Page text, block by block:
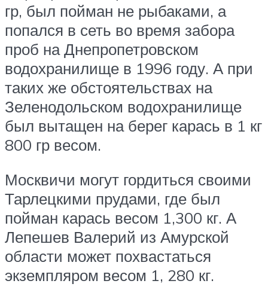
гр, был пойман не рыбаками, а
попался в сеть во время забора
проб на Днепропетровском
водохранилище в 1996 году. А при
таких же обстоятельствах на
Зеленодольском водохранилище
был вытащен на берег карась в 1 кг
800 гр весом.
Москвичи могут гордиться своими
Тарлецкими прудами, где был
пойман карась весом 1,300 кг. А
Лепешев Валерий из Амурской
области может похвастаться
экземпляром весом 1, 280 кг.